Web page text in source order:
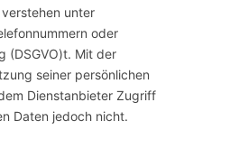
unter
oder
(DSGVO)t. Mit der
seiner persönlichen
Dienstanbieter Zugriff
Daten jedoch nicht.